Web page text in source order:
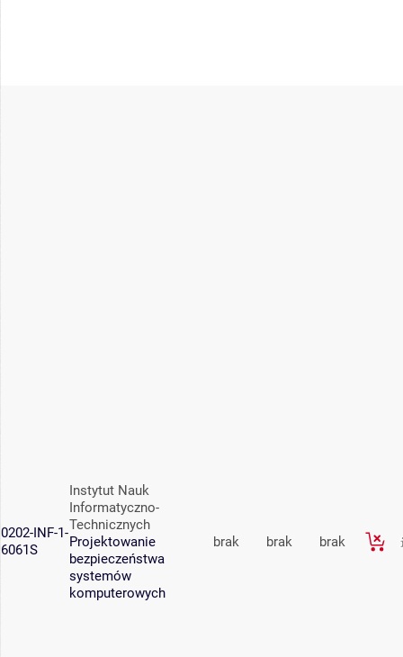
0202-INF-1-
6061S
Instytut Nauk
Informatyczno-
Technicznych
Projektowanie
bezpieczeństwa
systemów
komputerowych
brak brak brak